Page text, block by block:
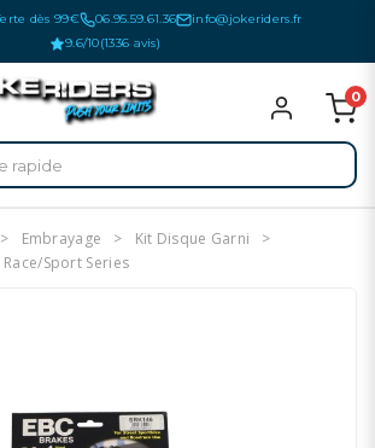
dès 99€ 06.95.59.61.36
info@jokeriders.fr
9.6/10(1336 avis)
0
Embrayage
Kit Disque Garni
Race/Sport Series